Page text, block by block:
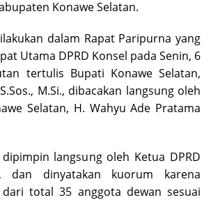
Konawe Selatan.
dalam Rapat Paripurna yang
Utama DPRD Konsel pada Senin, 6
tertulis Bupati Konawe Selatan,
M.Si., dibacakan langsung oleh
Selatan, H. Wahyu Ade Pratama
langsung oleh Ketua DPRD
dan dinyatakan kuorum karena
total 35 anggota dewan sesuai